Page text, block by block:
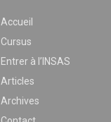
Accueil
Cursus
Entrer à l’INSAS
Articles
Archives